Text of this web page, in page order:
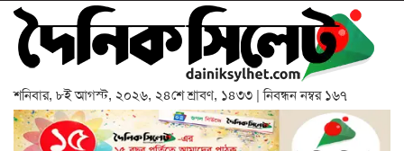
শনিবার, ৮ই আগস্ট, ২০২৬, ২৪শে শ্রাবণ, ১৪৩৩ | নিবন্ধন নম্বর ১৬৭